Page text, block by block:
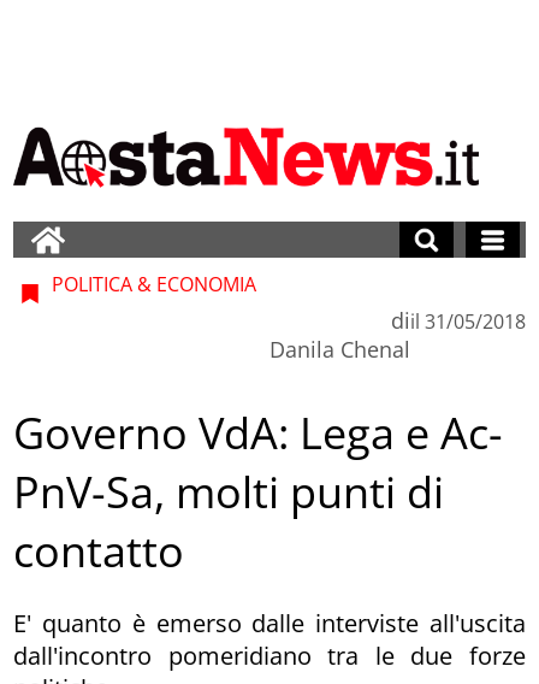
POLITICA & ECONOMIA
di
Danila Chenal
il 31/05/2018
Governo VdA: Lega e Ac-
PnV-Sa, molti punti di
contatto
E' quanto è emerso dalle interviste all'uscita
dall'incontro pomeridiano tra le due forze